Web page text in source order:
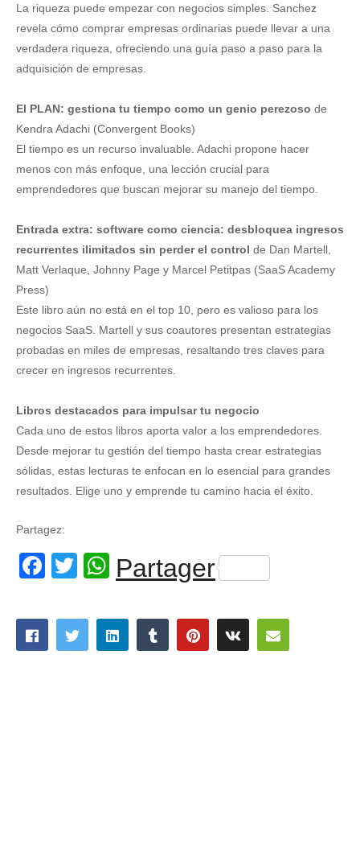
La riqueza puede empezar con negocios simples. Sanchez
revela cómo comprar empresas ordinarias puede llevar a una
verdadera riqueza, ofreciendo una guía paso a paso para la
adquisición de empresas.
El PLAN: gestiona tu tiempo como un genio perezoso de
Kendra Adachi (Convergent Books)
El tiempo es un recurso invaluable. Adachi propone hacer
menos con más enfoque, una lección crucial para
emprendedores que buscan mejorar su manejo del tiempo.
Entrada extra: software como ciencia: desbloquea ingresos
recurrentes ilimitados sin perder el control de Dan Martell,
Matt Verlaque, Johnny Page y Marcel Petitpas (SaaS Academy
Press)
Este libro aún no está en el top 10, pero es valioso para los
negocios SaaS. Martell y sus coautores presentan estrategias
probadas en miles de empresas, resaltando tres claves para
crecer en ingresos recurrentes.
Libros destacados para impulsar tu negocio
Cada uno de estos libros aporta valor a los emprendedores.
Desde mejorar tu gestión del tiempo hasta crear estrategias
sólidas, estas lecturas te enfocan en lo esencial para grandes
resultados. Elige uno y emprende tu camino hacia el éxito.
Partagez:
Facebook
Twitter
WhatsApp
Partager